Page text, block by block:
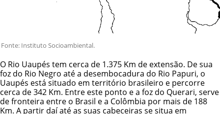
Fonte: Instituto Socioambiental.
O Rio Uaupés tem cerca de 1.375 Km de extensão. De sua
foz do Rio Negro até a desembocadura do Rio Papuri, o
Uaupés está situado em território brasileiro e percorre
cerca de 342 Km. Entre este ponto e a foz do Querari, serve
de fronteira entre o Brasil e a Colômbia por mais de 188
Km. A partir daí até as suas cabeceiras se situa em